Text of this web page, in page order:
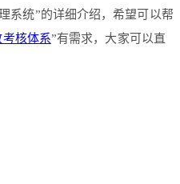
系统”的详细介绍，希望可以帮
考核体系”有需求，大家可以直